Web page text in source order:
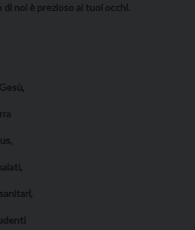
noi è prezioso ai tuoi occhi.